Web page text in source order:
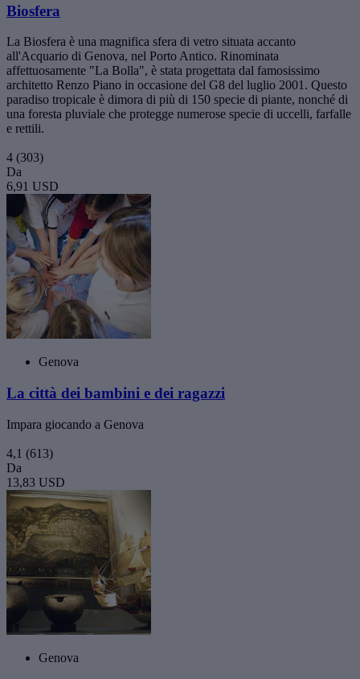
Biosfera
La Biosfera è una magnifica sfera di vetro situata accanto
all'Acquario di Genova, nel Porto Antico. Rinominata
affettuosamente "La Bolla", è stata progettata dal famosissimo
architetto Renzo Piano in occasione del G8 del luglio 2001. Questo
paradiso tropicale è dimora di più di 150 specie di piante, nonché di
una foresta pluviale che protegge numerose specie di uccelli, farfalle
e rettili.
4 (303)
Da
6,91 USD
Genova
La città dei bambini e dei ragazzi
Impara giocando a Genova
4,1 (613)
Da
13,83 USD
Genova